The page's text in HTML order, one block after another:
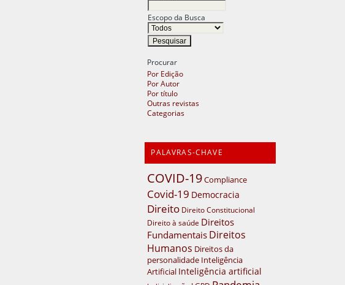
Escopo da Busca
Procurar
Por Edição
Por Autor
Por título
Outras revistas
Categorias
PALAVRAS-CHAVE
COVID-19Compliance
Covid-19 Democracia
Direito Direito Constitucional
Direito à saúde Direitos
Fundamentais Direitos
Humanos Direitos da
personalidade Inteligência
Artificial Inteligência artificial